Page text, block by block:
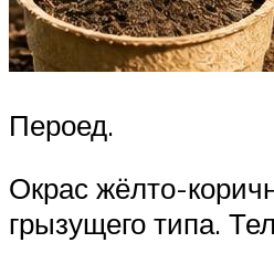
Пероед.
Окрас жёлто-
грызущего типа.